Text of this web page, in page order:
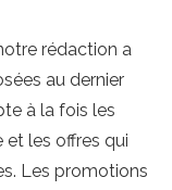
rédaction a
au dernier
à la fois les
et les offres qui
Les promotions